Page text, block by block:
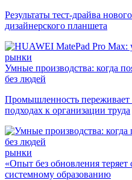
Результаты тест-драйва
дизайнерского планшета
рынки
Умные производства: когда
без людей
Промышленность переживает
подходах к организации труда
рынки
«Опыт без обновления
системному образованию